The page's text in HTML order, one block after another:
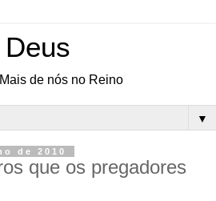
de nós no Reino
▼
de 2010
que os pregadores